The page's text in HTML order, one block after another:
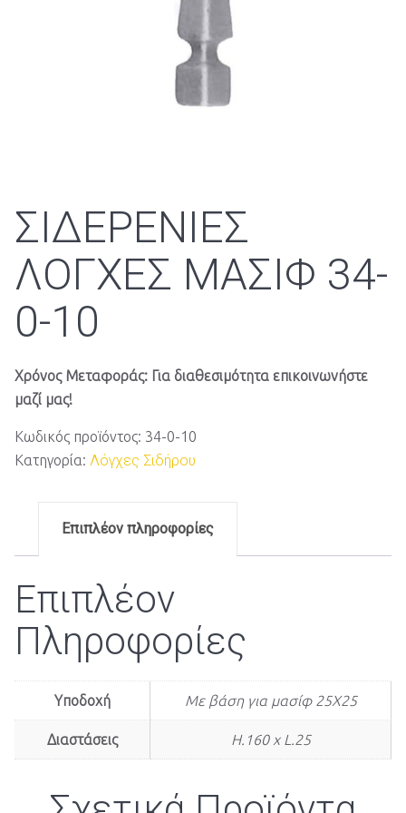
ΣΙΔΕΡΕΝΙΕΣ
ΛΟΓΧΕΣ ΜΑΣΙΦ 34-
0-10
Χρόνος Μεταφοράς: Για διαθεσιμότητα επικοινωνήστε
μαζί μας!
Κωδικός προϊόντος: 34-0-10
Κατηγορία: Λόγχες Σιδήρου
Επιπλέον πληροφορίες
Επιπλέον
Πληροφορίες
Υποδοχή Με βάση για μασίφ 25Χ25
Διαστάσεις H.160 x L.25